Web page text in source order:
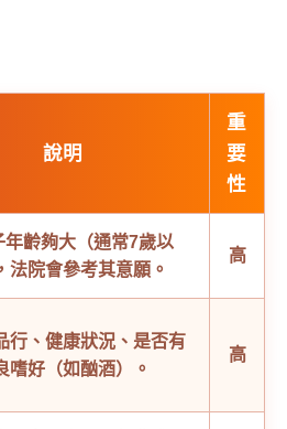
說明
重
要
性
年齡夠大（通常7歲以
法院會參考其意願。
高
行、健康狀況、是否有
嗜好（如酗酒）。
高